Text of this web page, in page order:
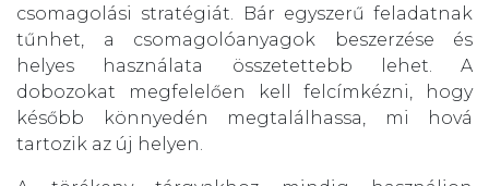
csomagolási stratégiát. Bár egyszerű feladatnak
tűnhet, a csomagolóanyagok beszerzése és
helyes használata összetettebb lehet. A
dobozokat megfelelően kell felcímkézni, hogy
később könnyedén megtalálhassa, mi hová
tartozik az új helyen.